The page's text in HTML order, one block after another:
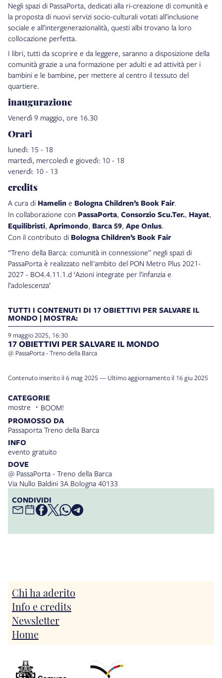
Negli spazi di PassaPorta, dedicati alla ri-creazione di comunità e
la proposta di nuovi servizi socio-culturali votati all’inclusione
sociale e all’intergenerazionalità, questi albi trovano la loro
collocazione perfetta.
I libri, tutti da scoprire e da leggere, saranno a disposizione della
comunità grazie a una formazione per adulti e ad attività per i
bambini e le bambine, per mettere al centro il tessuto del
quartiere.
inaugurazione
Venerdì 9 maggio, ore 16.30
Orari
lunedì: 15 - 18
martedì, mercoledì e giovedì: 10 - 18
venerdì: 10 - 13
credits
A cura di Hamelin e Bologna Children’s Book Fair.
In collaborazione con PassaPorta, Consorzio Scu.Ter., Hayat,
Equilibristi, Aprimondo, Barca 59, Ape Onlus.
Con il contributo di Bologna Children’s Book Fair
“Treno della Barca: comunità in connessione” negli spazi di
PassaPorta è realizzato nell'ambito del PON Metro Plus 2021-
2027 - BO4.4.11.1.d ‘Azioni integrate per l’infanzia e
l’adolescenza’
CATEGORIE
mostre BOOM!
PROMOSSO DA
Passaporta Treno della Barca
INFO
evento gratuito
DOVE
@ PassaPorta - Treno della Barca
Via Nullo Baldini 3A Bologna 40133
CONDIVIDI
TUTTI I CONTENUTI DI 17 OBIETTIVI PER SALVARE IL
MONDO | MOSTRA:
9 maggio 2025, 16:30
17 OBIETTIVI PER SALVARE IL MONDO
@ PassaPorta - Treno della Barca
Contenuto inserito il 6 mag 2025 — Ultimo aggiornamento il 16 giu 2025
Chi ha aderito
Info e credits
Newsletter
Home